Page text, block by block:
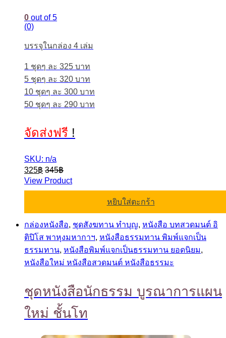
0 out of 5
(0)
บรรจุในกล่อง 4 เล่ม
1 ชุดๆ ละ 325 บาท
5 ชุดๆ ละ 320 บาท
10 ชุดๆ ละ 300 บาท
50 ชุดๆ ละ 290 บาท
จัดส่งฟรี !
SKU: n/a
325฿ 345฿
View Product
หยิบใส่ตะกร้า
กล่องหนังสือ, ชุดสังฆทาน ทำบุญ, หนังสือ บทสวดมนต์ อิ
ติปิโส พาหุงมหากาฯ, หนังสือธรรมทาน พิมพ์แจกเป็น
ธรรมทาน, หนังสือพิมพ์แจกเป็นธรรมทาน ยอดนิยม,
หนังสือใหม่ หนังสือสวดมนต์ หนังสือธรรมะ
ชุดหนังสือนักธรรม บูรณาการแผน
ใหม่ ชั้นโท